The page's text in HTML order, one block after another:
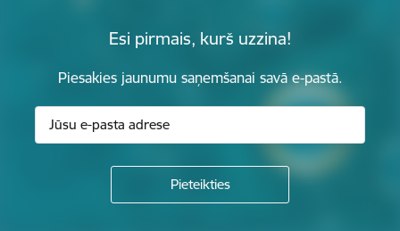
Esi pirmais, kurš uzzina!
Piesakies jaunumu saņemšanai savā e-pastā.